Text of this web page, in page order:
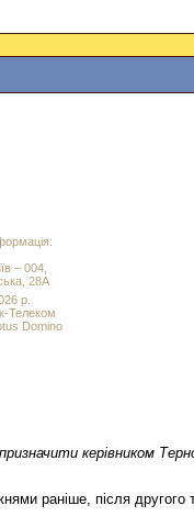
– 004,
28А
р.
Телеком
Domino
керівником
раніше, після